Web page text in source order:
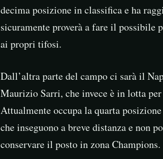
decima posizione in classifica e ha
sicuramente proverà a fare il possibile
ai propri tifosi.
Dall’altra parte del campo ci sarà il
Maurizio Sarri, che invece è in lotta
Attualmente occupa la quarta
che inseguono a breve distanza e non
conservare il posto in zona Champions.